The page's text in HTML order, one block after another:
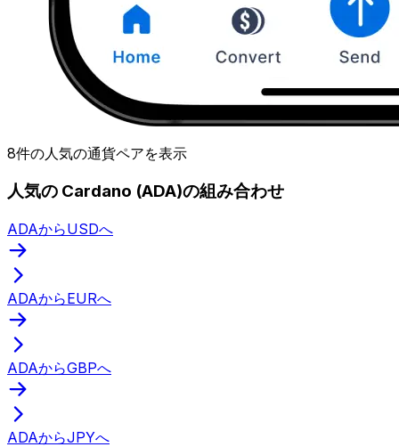
8件の人気の通貨ペアを表示
人気の Cardano (ADA)の組み合わせ
ADAからUSDへ
ADAからEURへ
ADAからGBPへ
ADAからJPYへ